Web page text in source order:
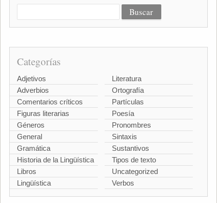
Categorías
Adjetivos
Adverbios
Comentarios críticos
Figuras literarias
Géneros
General
Gramática
Historia de la Lingüística
Libros
Lingüística
Literatura
Ortografía
Partículas
Poesía
Pronombres
Sintaxis
Sustantivos
Tipos de texto
Uncategorized
Verbos